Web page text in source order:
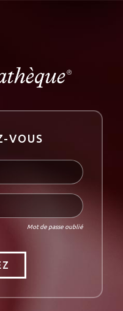
VOUS
Mot de passe oublié